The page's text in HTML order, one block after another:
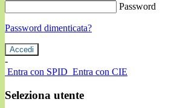
Password
Password dimenticata?
-
Entra con SPID Entra con CIE
Seleziona utente